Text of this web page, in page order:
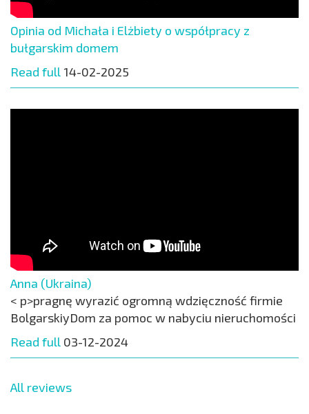
Opinia od Michała i Elżbiety o współpracy z
bułgarskim domem
Read full 14-02-2025
Anna (Ukraina)
< p>pragnę wyrazić ogromną wdzięczność firmie
BolgarskiyDom za pomoc w nabyciu nieruchomości
Read full 03-12-2024
All reviews